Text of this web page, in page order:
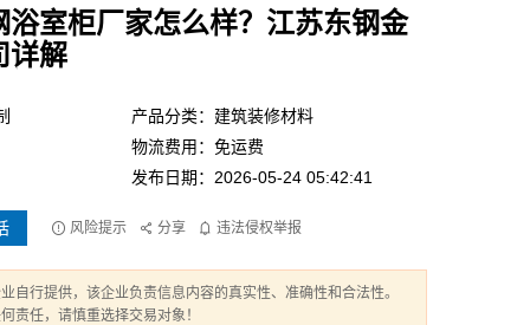
浴室柜厂家怎么样？江苏东钢金
详解
产品分类：建筑装修材料
物流费用：免运费
发布日期：2026-05-24 05:42:41
风险提示 分享 违法侵权举报
自行提供，该企业负责信息内容的真实性、准确性和合法性。
责任，请慎重选择交易对象！